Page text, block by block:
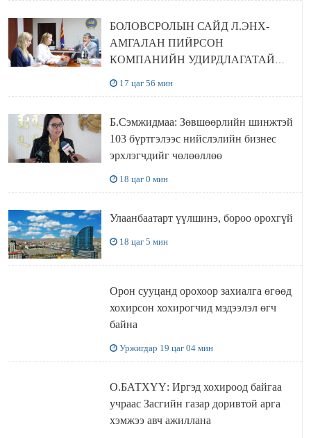
БОЛОВСРОЛЫН САЙД Л.ЭНХ-
АМГАЛАН ПИЙРСОН
КОМПАНИЙН УДИРДЛАГАТАЙ
17 цаг 56 мин
Б.Сэмжидмаа: Зөвшөөрлийн шинжтэй
103 бүртгэлээс нийслэлийн бизнес
эрхлэгчдийг чөлөөллөө
18 цаг 0 мин
Улаанбаатарт үүлшинэ, бороо орохгүй
18 цаг 5 мин
Орон сууцанд орохоор захиалга өгөөд
хохирсон хохирогчид мэдээлэл өгч
байна
Уржигдар 19 цаг 04 мин
О.БАТХҮҮ: Иргэд хохироод байгаа
учраас Засгийн газар доривтой арга
хэмжээ авч ажиллана